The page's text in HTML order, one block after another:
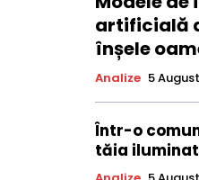
artificială
înșele
Analize 5
Într-o
tăia